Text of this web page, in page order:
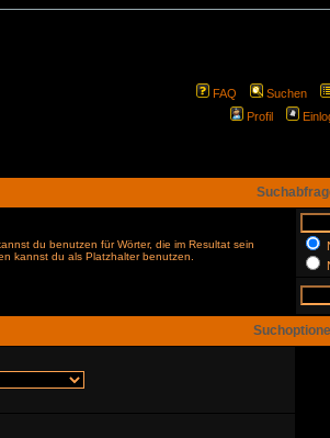
FAQ Suchen
Profil
du benutzen für Wörter, die im Resultat sein
kannst du als Platzhalter benutzen.